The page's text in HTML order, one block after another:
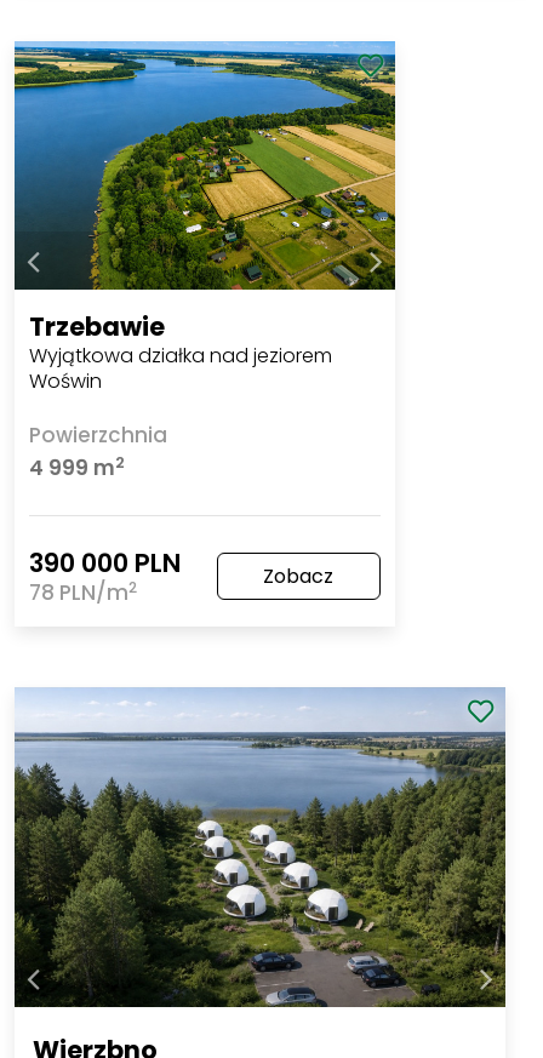
Trzebawie
Wyjątkowa działka nad jeziorem
Woświn
Powierzchnia
4 999 m2
390 000 PLN
78 PLN/m2 Zobacz
Wierzbno